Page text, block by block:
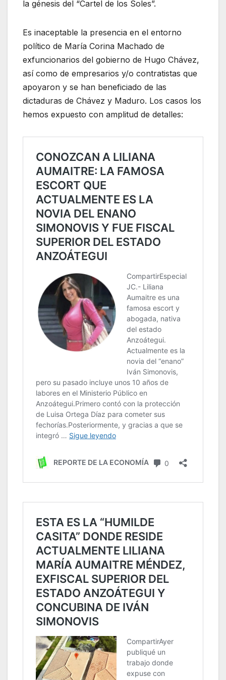
la génesis del “Cartel de los Soles”.
Es inaceptable la presencia en el entorno
político de María Corina Machado de
exfuncionarios del gobierno de Hugo Chávez,
así como de empresarios y/o contratistas que
apoyaron y se han beneficiado de las
dictaduras de Chávez y Maduro. Los casos los
hemos expuesto con amplitud de detalles: